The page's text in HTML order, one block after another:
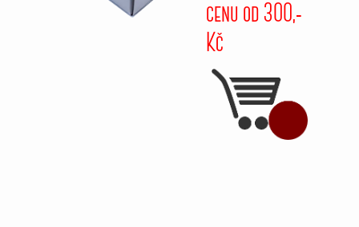
cenu od 3OO,-
Kč